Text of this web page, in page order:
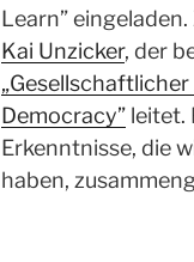
Learn”
Kai Unzicker, der
Democracy” leitet.
Erkenntnisse, die
haben,